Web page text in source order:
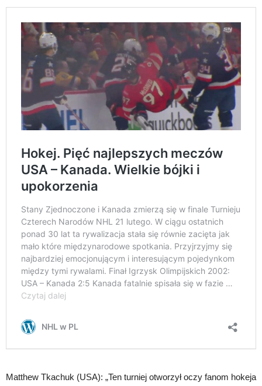
Matthew Tkachuk (USA): „Ten turniej otworzył oczy fanom hokeja